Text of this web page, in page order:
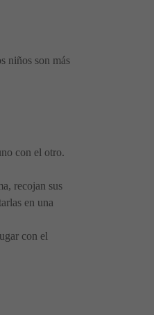
niños son más
con el otro.
recojan sus
en una
con el